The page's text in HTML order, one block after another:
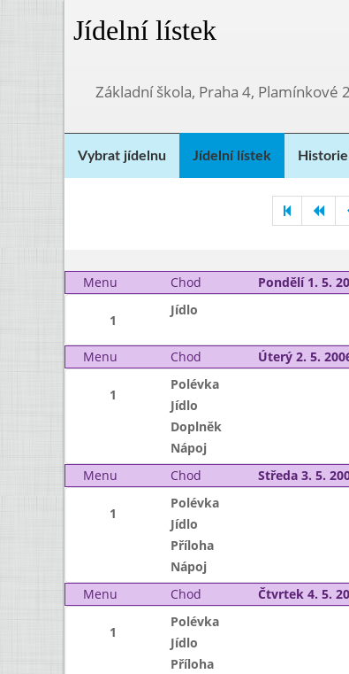
Jídelní lístek
Základní škola, Praha 4, Plamínkové 2
Vybrat jídelnu Jídelní lístek Historie
Menu
Chod Pondělí 1. 5.
1
Jídlo
Menu Chod Úterý 2. 5.
1
Polévka
Jídlo
Doplněk
Nápoj
Menu
Chod Středa 3. 5.
1
Polévka
Jídlo
Příloha
Nápoj
Menu
Chod Čtvrtek 4. 5.
1
Polévka
Jídlo
Příloha